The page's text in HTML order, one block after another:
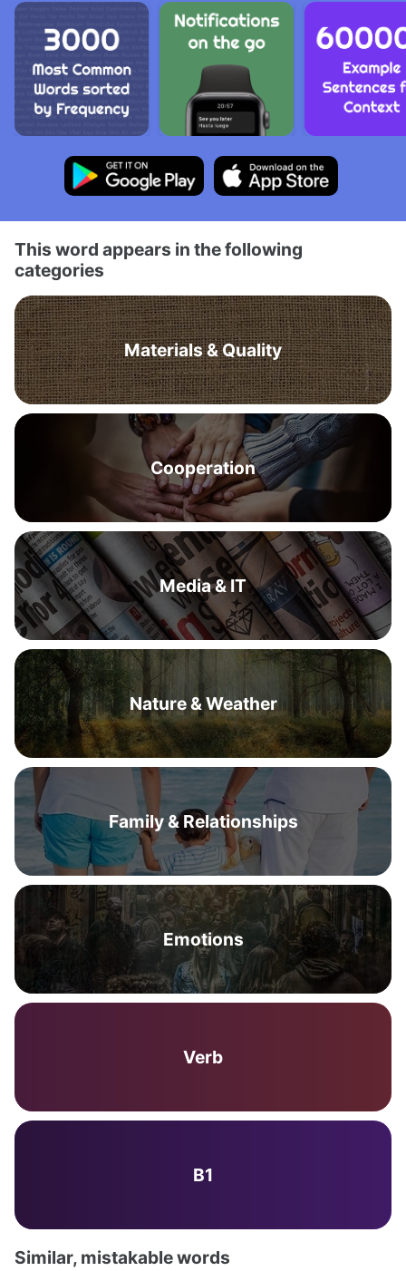
This word appears in the following
categories
Materials & Quality
Cooperation
Media & IT
Nature & Weather
Family & Relationships
Emotions
Verb
B1
Similar, mistakable words